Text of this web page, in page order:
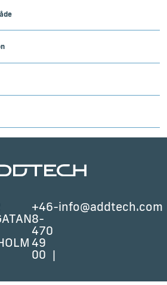
+46-
8-
470
49
00
info@addtech.com